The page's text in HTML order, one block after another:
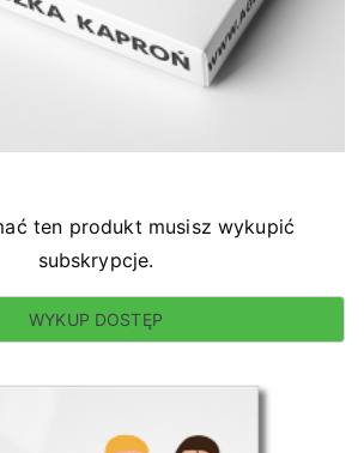
ten produkt musisz wykupić
subskrypcje.
WYKUP DOSTĘP